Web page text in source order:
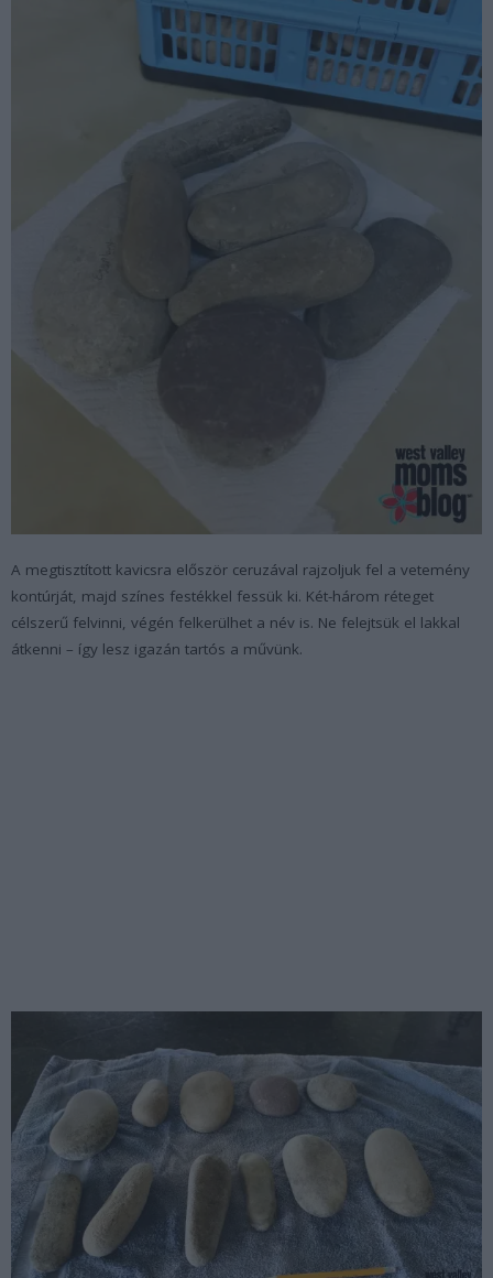
A megtisztított kavicsra először ceruzával rajzoljuk fel a vetemény
kontúrját, majd színes festékkel fessük ki. Két-három réteget
célszerű felvinni, végén felkerülhet a név is. Ne felejtsük el lakkal
átkenni – így lesz igazán tartós a művünk.